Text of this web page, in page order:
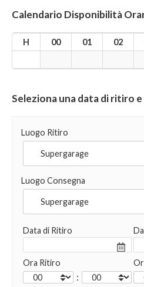
Calendario Disponibilità
H 00 01 02
Seleziona una data di ritiro
Luogo Ritiro
Luogo Consegna
Data di Ritiro
Ora Ritiro
: